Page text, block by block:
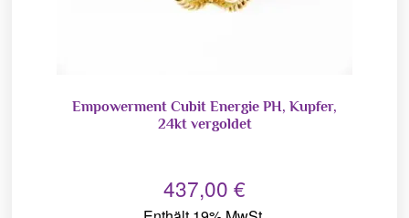
Empowerment Cubit Energie PH, Kupfer,
24kt vergoldet
437,00 €